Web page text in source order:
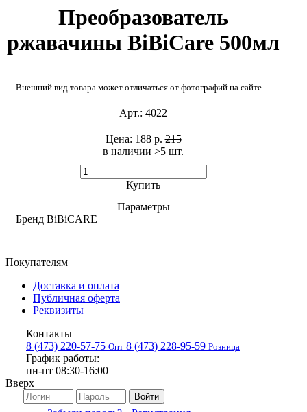
Преобразователь
ржавачины BiBiCare 500мл
Внешний вид товара может отличаться от фотографий на сайте.
Арт.: 4022
в наличии >5 шт. ​
Цена: 188 р.215
Купить
Параметры
Бренд BiBiCARE
Покупателям
Доставка и оплата
Публичная оферта
Реквизиты
Контакты
8 (473) 220-57-75 Опт 8 (473) 228-95-59 Розница
График работы:
пн-пт 08:30-16:00
Вверх
Войти